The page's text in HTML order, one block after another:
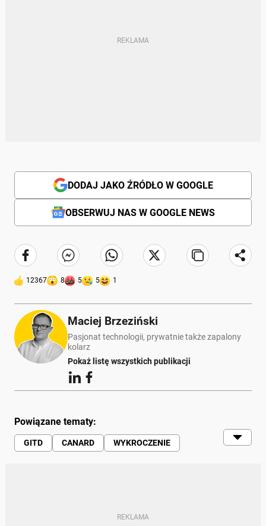
DODAJ JAKO ŹRÓDŁO W GOOGLE
OBSERWUJ NAS W GOOGLE NEWS
12367 8 5 5 1
Maciej Brzeziński
Pasjonat technologii, prywatnie także zapalony
kolarz
Pokaż listę wszystkich publikacji
Powiązane tematy:
GITD CANARD
WYKROCZENIE
JAK SKASOWAĆ PUNKTY KARNE